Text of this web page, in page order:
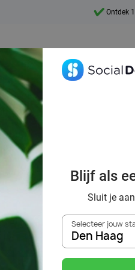
Ontdek
Blijf als
Sluit je
Selecteer jouw
Den Haag